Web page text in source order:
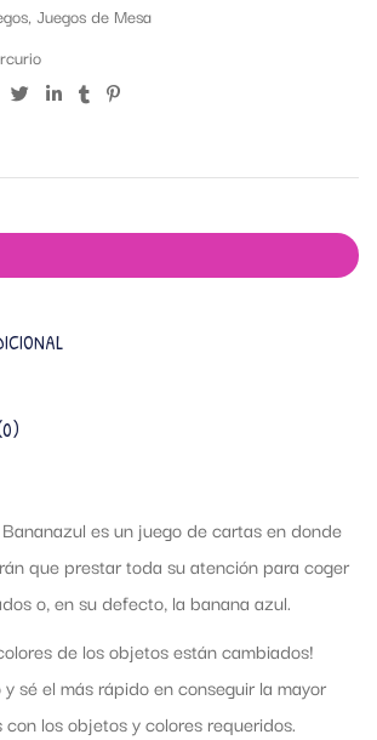
, Juegos de Mesa
es un juego de cartas en donde
que prestar toda su atención para coger
o, en su defecto, la banana azul.
de los objetos están cambiados!
sé el más rápido en conseguir la mayor
los objetos y colores requeridos.